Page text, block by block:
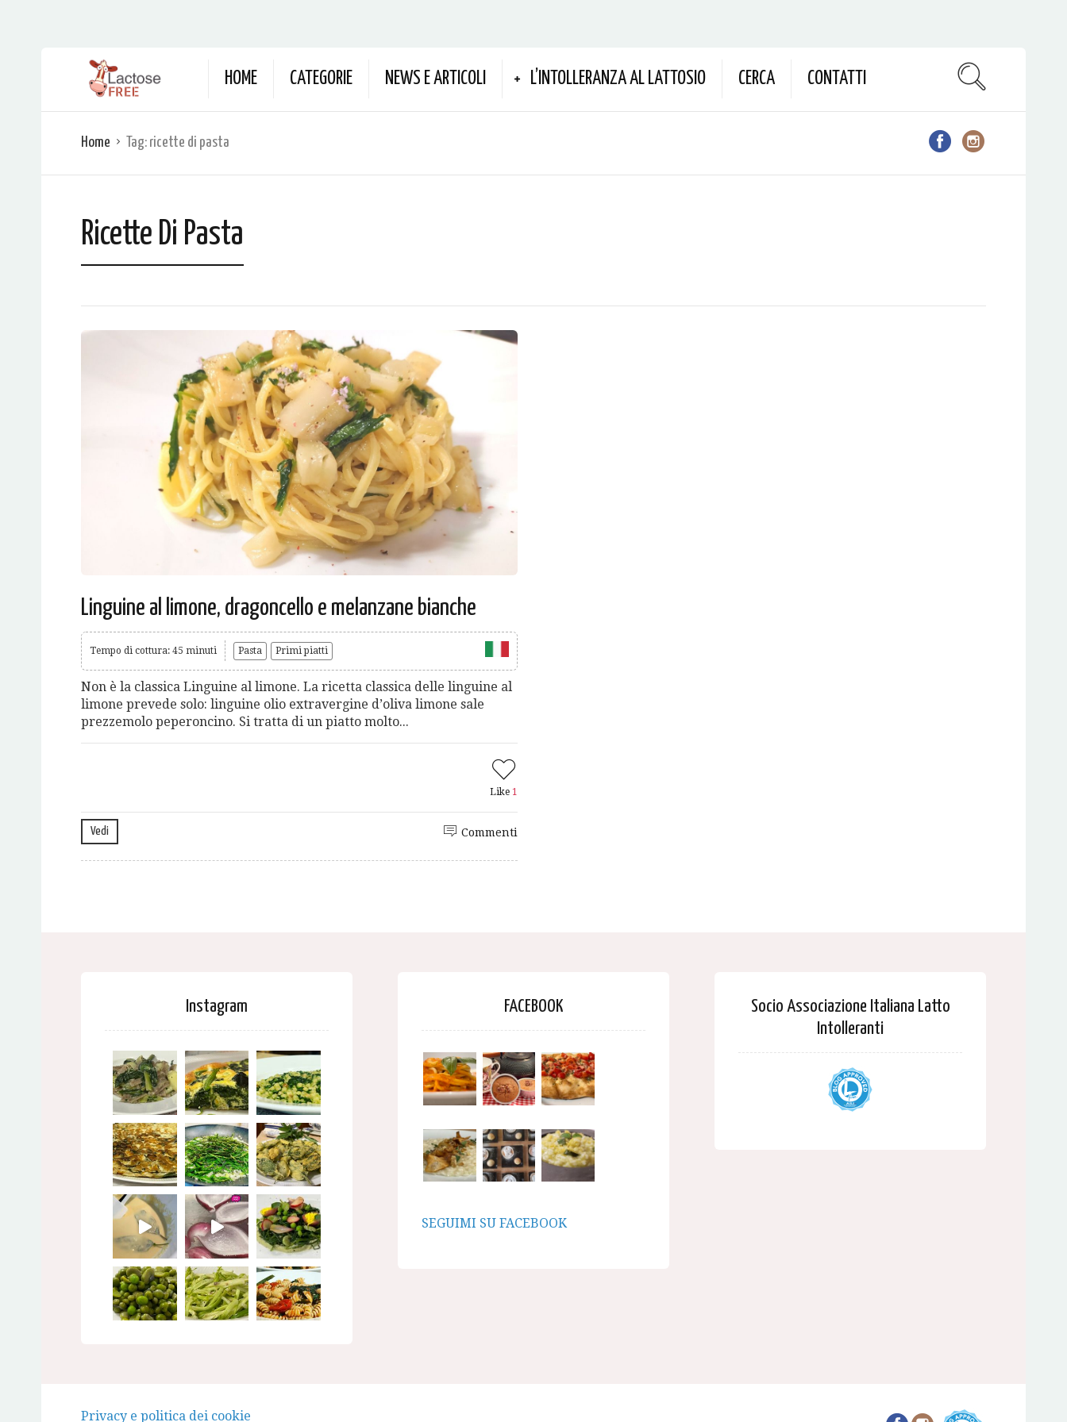
HOME CATEGORIE NEWS E ARTICOLI L’INTOLLERANZA AL LATTOSIO CERCA CONTATTI
Home Tag: ricette di pasta
Ricette Di Pasta
Linguine al limone, dragoncello e melanzane bianche
Tempo di cottura: 45 minuti Pasta Primi piatti
Non è la classica Linguine al limone. La ricetta classica delle linguine al
limone prevede solo: linguine olio extravergine d’oliva limone sale
prezzemolo peperoncino. Si tratta di un piatto molto...
Like 1
Vedi Commenti
Instagram FACEBOOK
SEGUIMI SU FACEBOOK
Socio Associazione Italiana Latto
Intolleranti
Privacy e politica dei cookie